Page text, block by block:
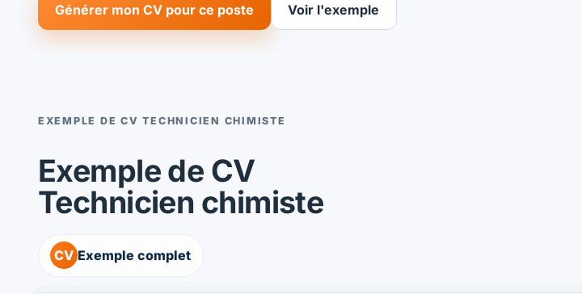
Générer mon CV pour ce poste Voir l'exemple
EXEMPLE DE CV TECHNICIEN CHIMISTE
Exemple de CV
Technicien chimiste
CV Exemple complet